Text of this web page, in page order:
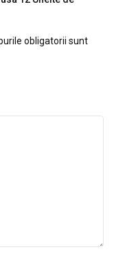
obligatorii sunt